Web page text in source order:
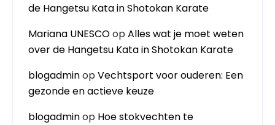
de Hangetsu Kata in Shotokan Karate
Mariana UNESCOopAlles wat je moet weten
over de Hangetsu Kata in Shotokan Karate
blogadminopVechtsport voor ouderen: Een
gezonde en actieve keuze
blogadminop Hoe stokvechten te